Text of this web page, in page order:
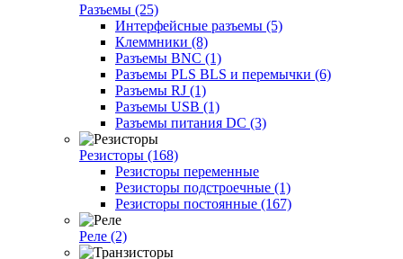
Разъемы (25)
Интерфейсные разъемы (5)
Клеммники (8)
Разъемы BNC (1)
Разъемы PLS BLS и перемычки (6)
Разъемы RJ (1)
Разъемы USB (1)
Разъемы питания DC (3)
Резисторы (168)
Резисторы переменные
Резисторы подстроечные (1)
Резисторы постоянные (167)
Реле (2)